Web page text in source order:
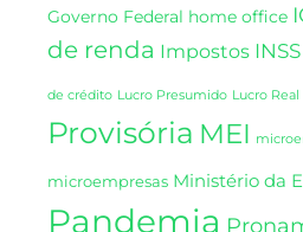
Governo Federal home office
de renda Impostos INSS
de crédito Lucro Presumido Lucro Real
Provisória MEI
microempresas Ministério da
Pandemia